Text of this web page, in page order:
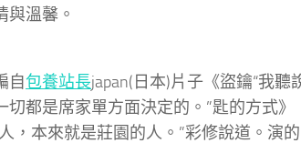
與溫馨。
自包養站長japan(日本)片子《盜鑰“我聽
切都是席家單方面決定的。”匙的方式
，本來就是莊園的人。”彩修說道。演